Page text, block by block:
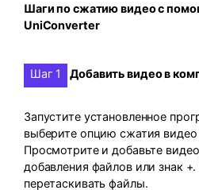
Шаги по сжатию видео с
UniConverter
Шаг 1 Добавить видео в
Запустите установленное
выберите опцию сжатия видео
Просмотрите и добавьте
добавления файлов или знак
перетаскивать файлы.